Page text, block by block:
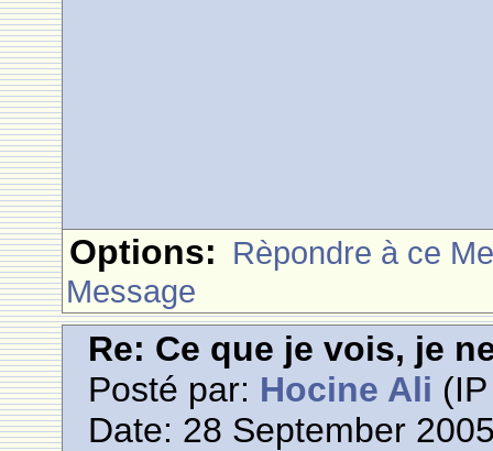
Options: Rèpondre à ce
Message
Re: Ce que je vois, je
Posté par: Hocine Ali
Date: 28 September